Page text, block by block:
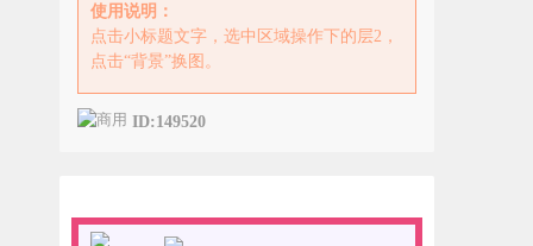
使用说明：
点击小标题文字，选中区域操作下的层2，
点击“背景”换图。
ID:149520